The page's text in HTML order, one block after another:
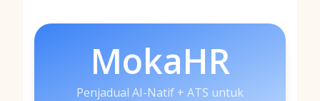
MokaHR
Penjadual AI-Natif + ATS untuk